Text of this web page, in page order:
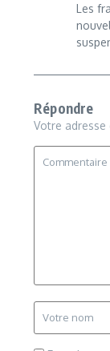
Les
Répondre
Votre adresse